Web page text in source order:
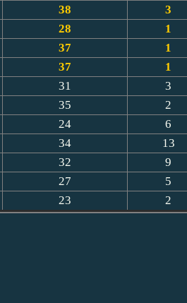
38
3
28
1
37
1
37
1
31
3
35
2
24
6
34
13
32
9
27
5
23 2